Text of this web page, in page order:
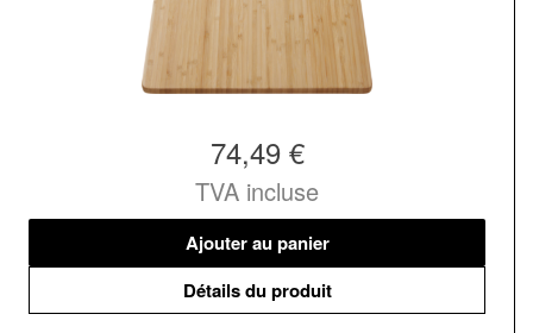
74,49 €
TVA incluse
Ajouter au panier
Détails du produit